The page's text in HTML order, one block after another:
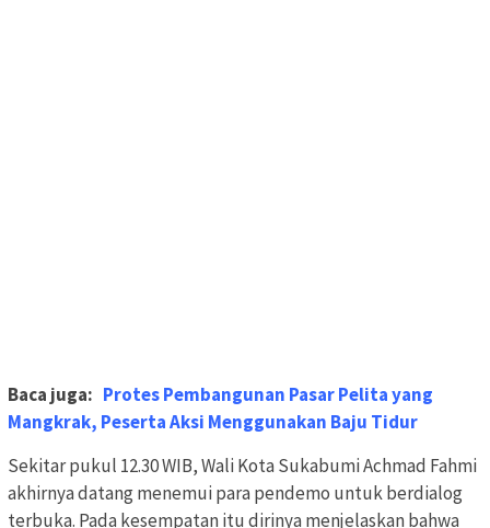
Baca juga: Protes Pembangunan Pasar Pelita yang
Mangkrak, Peserta Aksi Menggunakan Baju Tidur
Sekitar pukul 12.30 WIB, Wali Kota Sukabumi Achmad Fahmi
akhirnya datang menemui para pendemo untuk berdialog
terbuka. Pada kesempatan itu dirinya menjelaskan bahwa